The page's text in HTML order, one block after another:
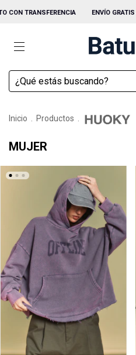
ENVÍO GRATIS A PARTIR DE $150.000
Inicio . Productos .
MUJER